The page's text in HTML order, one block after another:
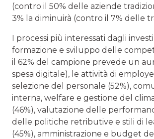
(contro il 50% delle aziende
3% la diminuirà (contro il 7% delle
I processi più interessati dagli
formazione e sviluppo delle
il 62% del campione prevede un
spesa digitale), le attività di
selezione del personale (52%),
interna, welfare e gestione del
(46%), valutazione delle
delle politiche retributive e stili di
(45%), amministrazione e budget